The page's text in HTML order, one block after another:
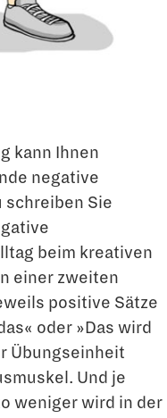
kann Ihnen
nega­tive
schreiben Sie
beim kreativen
einer zweiten
positive Sätze
oder »Das wird
Übungseinheit
Und je
weniger wird in der